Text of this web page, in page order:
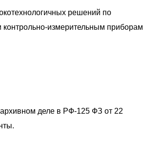
решений по
измерительным приборам
деле в РФ-125 ФЗ от 22